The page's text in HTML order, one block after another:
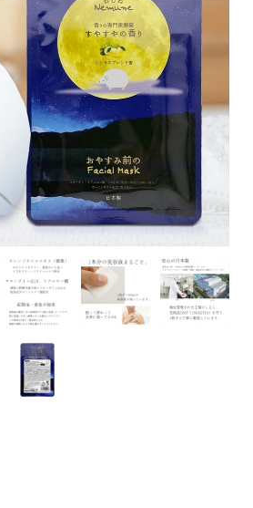
タオル・ハンカチ
傘・レイングッズ
UVケア
バッグ&ポーチ
キャラクター雑貨
ALL すべてのカテゴリ